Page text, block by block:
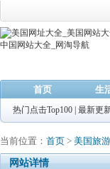
首页 生
热门点击Top100 最新更
当前位置： 首页 > 美国旅游
网站详情